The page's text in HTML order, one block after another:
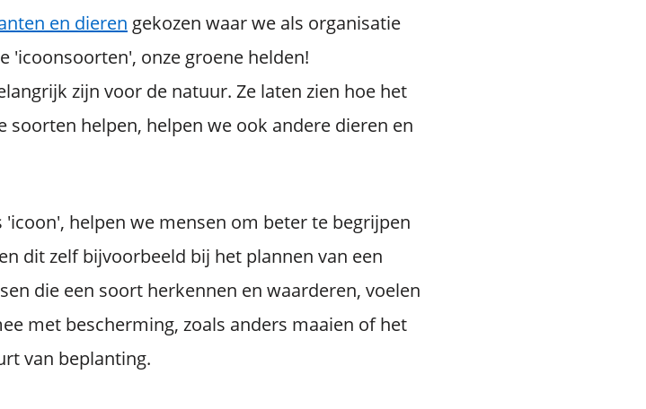
en dieren gekozen waar we als organisatie
'icoonsoorten', onze groene helden!
zijn voor de natuur. Ze laten zien hoe het
soorten helpen, helpen we ook andere dieren en
helpen we mensen om beter te begrijpen
dit zelf bijvoorbeeld bij het plannen van een
die een soort herkennen en waarderen, voelen
met bescherming, zoals anders maaien of het
van beplanting.